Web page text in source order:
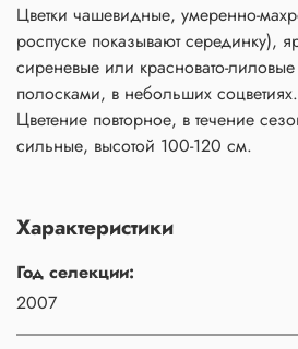
Цветки чашевидные, умеренно-
роспуске показывают серединку),
сиреневые или красновато-
полосками, в небольших
Цветение повторное, в течение
сильные, высотой 100-120 см.
Характеристики
Год селекции:
2007